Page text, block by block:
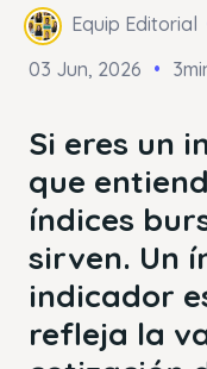
Equip Editorial
03 Jun, 2026
Si eres un
que
índices
sirven. Un
indicador
refleja la